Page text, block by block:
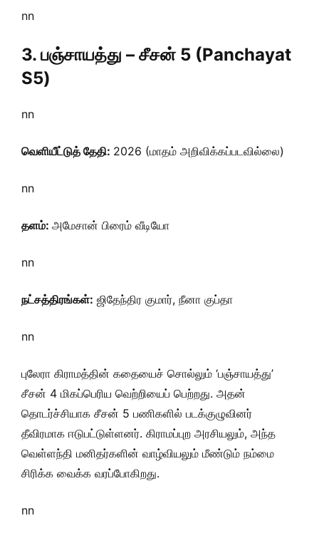
nn
3. பஞ்சாயத்து – சீசன் 5 (Panchayat
S5)
nn
வெளியீட்டுத் தேதி: 2026 (மாதம் அறிவிக்கப்படவில்லை)
nn
தளம்: அமேசான் பிரைம் வீடியோ
nn
நட்சத்திரங்கள்: ஜிதேந்திர குமார், நீனா குப்தா
nn
புலேரா கிராமத்தின் கதையைச் சொல்லும் ‘பஞ்சாயத்து’
சீசன் 4 மிகப்பெரிய வெற்றியைப் பெற்றது. அதன்
தொடர்ச்சியாக சீசன் 5 பணிகளில் படக்குழுவினர்
தீவிரமாக ஈடுபட்டுள்ளனர். கிராமப்புற அரசியலும், அந்த
வெள்ளந்தி மனிதர்களின் வாழ்வியலும் மீண்டும் நம்மை
சிரிக்க வைக்க வரப்போகிறது.
nn